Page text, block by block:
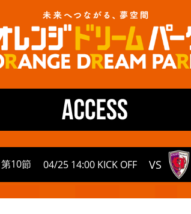
第10節 04/25 14:00 KICK OFF VS